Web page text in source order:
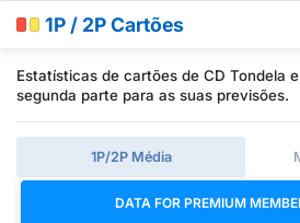
1P / 2P Cartões
Estatísticas de cartões de CD Tondela
segunda parte para as suas previsões.
1P/2P Média
DATA FOR PREMIUM